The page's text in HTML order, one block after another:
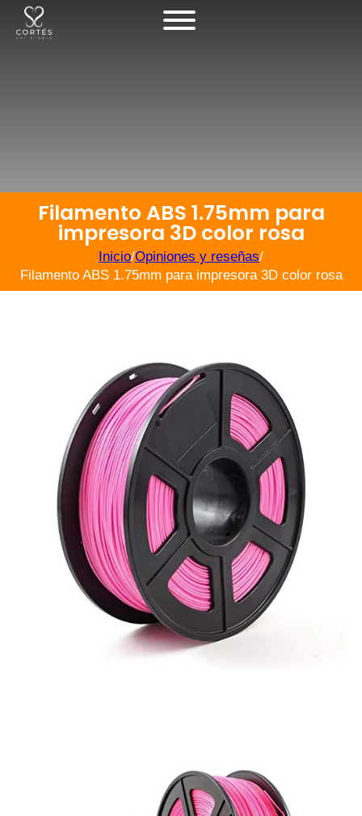
Filamento ABS 1.75mm para
impresora 3D color rosa
Inicio/Opiniones y reseñas/
Filamento ABS 1.75mm para impresora 3D color rosa